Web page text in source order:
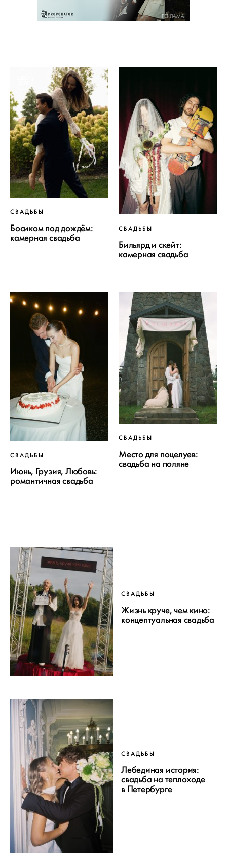
РЕКЛАМА
СВАДЬБЫ
Босиком под дождём:
камерная свадьба
СВАДЬБЫ
Бильярд и скейт:
камерная свадьба
СВАДЬБЫ
Июнь, Грузия, Любовь:
романтичная свадьба
СВАДЬБЫ
Место для поцелуев:
свадьба на поляне
СВАДЬБЫ
Жизнь круче, чем кино:
концептуальная свадьба
СВАДЬБЫ
Лебединая история:
свадьба на теплоходе
в Петербурге